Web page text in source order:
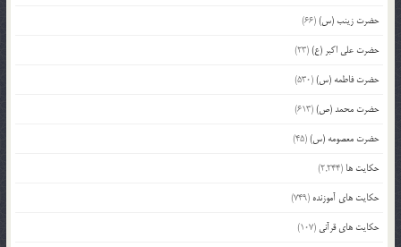
حضرت زینب (س)(66)
حضرت علی اکبر (ع)(23)
حضرت فاطمه (س)(530)
حضرت محمد (ص)(613)
حضرت معصومه (س)(45)
حکایت ها (2,244)
حکایت های آموزنده (749)
حکایت های قرآنی (107)